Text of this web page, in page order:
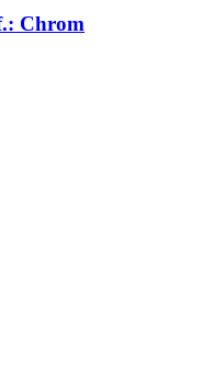
Chrom